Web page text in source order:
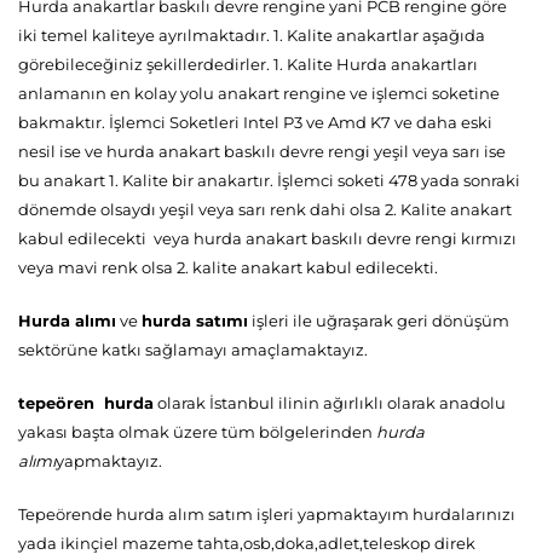
Hurda anakartlar baskılı devre rengine yani PCB rengine göre
iki temel kaliteye ayrılmaktadır. 1. Kalite anakartlar aşağıda
görebileceğiniz şekillerdedirler. 1. Kalite Hurda anakartları
anlamanın en kolay yolu anakart rengine ve işlemci soketine
bakmaktır. İşlemci Soketleri Intel P3 ve Amd K7 ve daha eski
nesil ise ve hurda anakart baskılı devre rengi yeşil veya sarı ise
bu anakart 1. Kalite bir anakartır. İşlemci soketi 478 yada sonraki
dönemde olsaydı yeşil veya sarı renk dahi olsa 2. Kalite anakart
kabul edilecekti veya hurda anakart baskılı devre rengi kırmızı
veya mavi renk olsa 2. kalite anakart kabul edilecekti.
Hurda alımı ve hurda satımı işleri ile uğraşarak geri dönüşüm
sektörüne katkı sağlamayı amaçlamaktayız.
tepeören hurdaolarak İstanbul ilinin ağırlıklı olarak anadolu
yakası başta olmak üzere tüm bölgelerinden hurda
alımıyapmaktayız.
Tepeörende hurda alım satım işleri yapmaktayım hurdalarınızı
yada ikinçiel mazeme tahta,osb,doka,adlet,teleskop direk